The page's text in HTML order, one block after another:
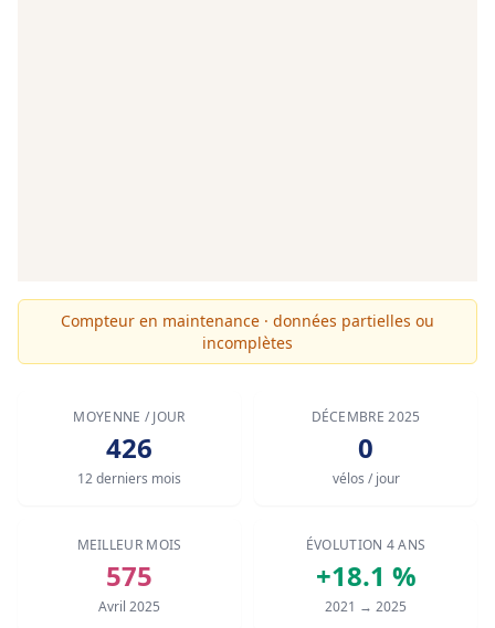
Compteur en maintenance · données partielles ou
incomplètes
MOYENNE / JOUR
426
12 derniers mois
DÉCEMBRE 2025
0
vélos / jour
MEILLEUR MOIS
575
Avril 2025
ÉVOLUTION 4 ANS
+18.1 %
2021 → 2025